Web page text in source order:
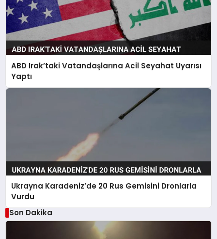
ABD Irak’taki Vatandaşlarına Acil Seyahat Uyarısı
Yaptı
Ukrayna Karadeniz’de 20 Rus Gemisini Dronlarla
Vurdu
Son Dakika